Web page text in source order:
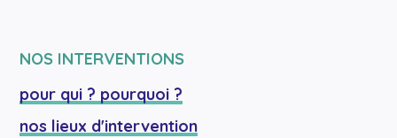
NOS INTERVENTIONS
pour qui ? pourquoi ?
nos lieux d'intervention